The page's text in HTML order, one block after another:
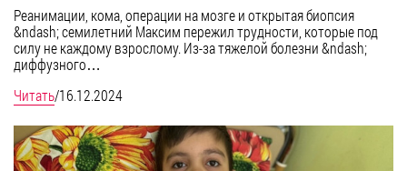
Реанимации, кома, операции на мозге и открытая биопсия
&ndash; семилетний Максим пережил трудности, которые под
силу не каждому взрослому. Из-за тяжелой болезни &ndash;
диффузного…
Читать/16.12.2024